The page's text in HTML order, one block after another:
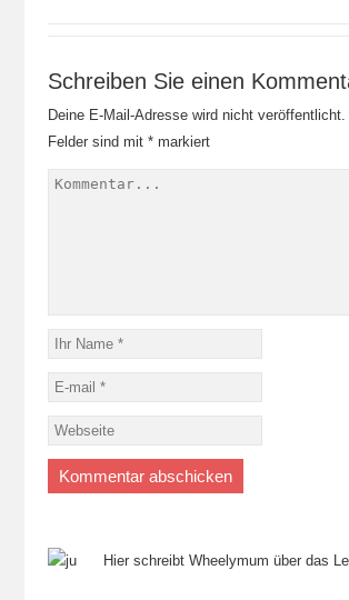
Schreiben Sie einen
Deine E-Mail-Adresse wird nicht veröffentlicht.
Felder sind mit *markiert
Hier schreibt Wheelymum über das